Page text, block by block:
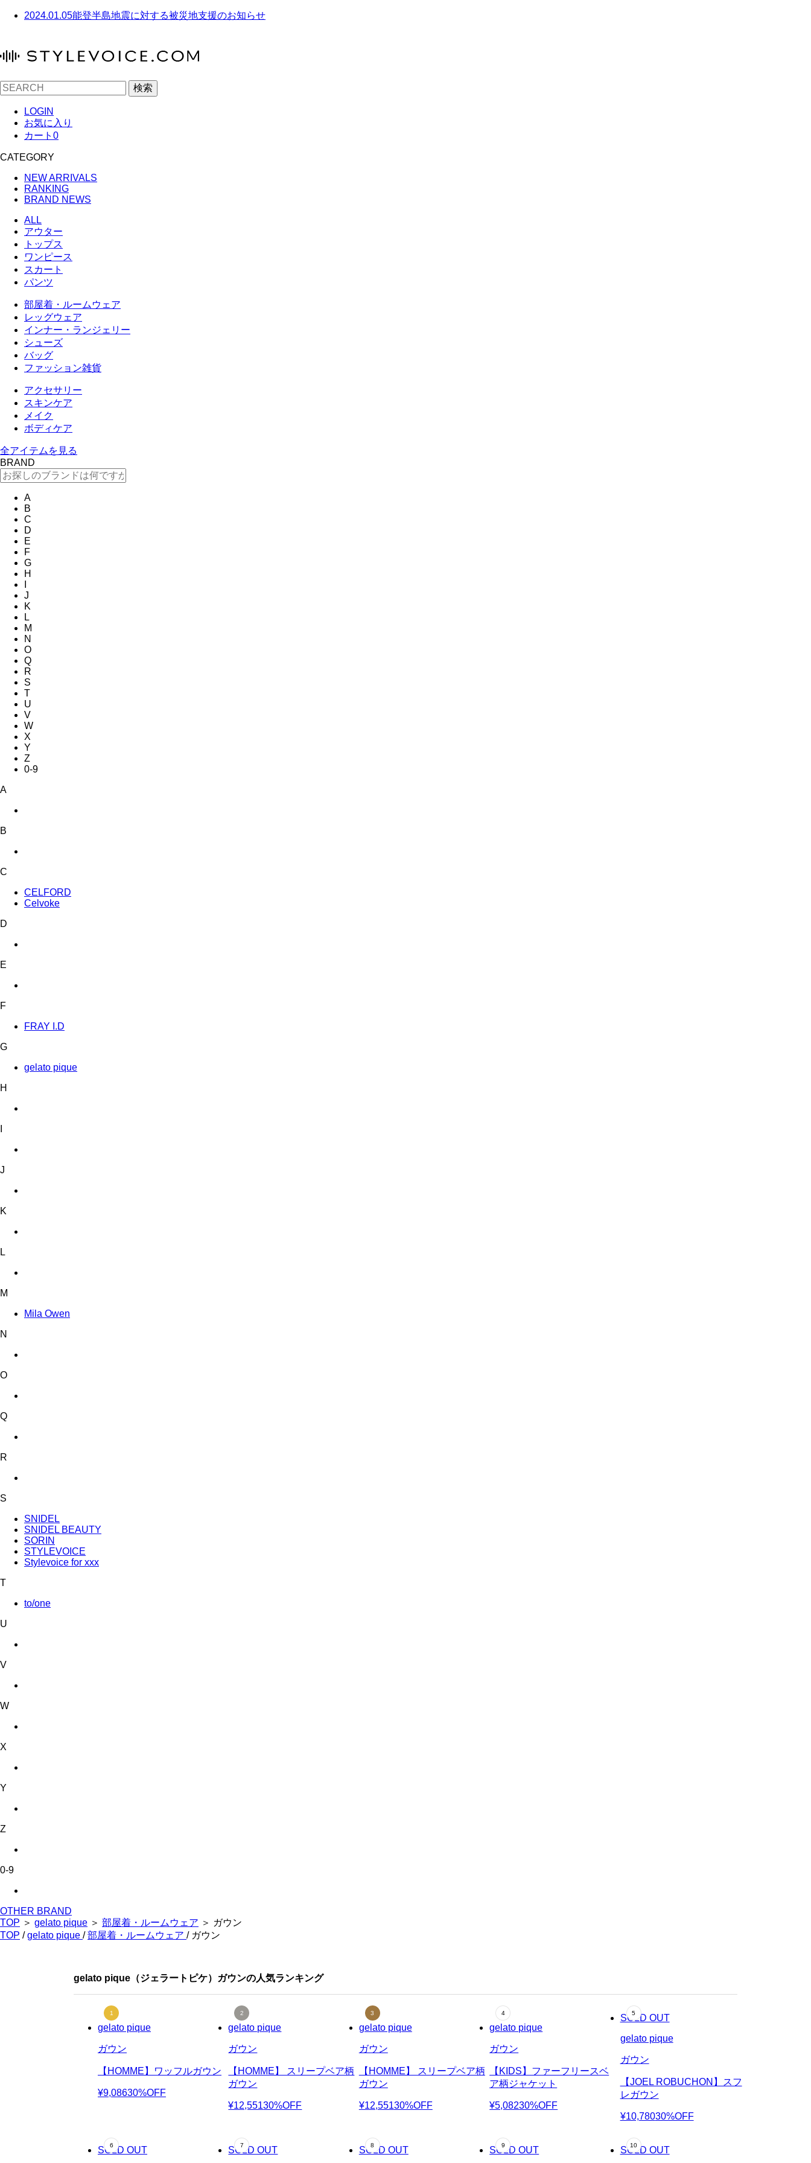
2024.01.05能登半島地震に対する被災地支援のお知らせ
検索
LOGIN
お気に入り
カート 0
CATEGORY
NEW ARRIVALS
RANKING
BRAND NEWS
ALL
アウター
トップス
ワンピース
スカート
パンツ
部屋着・ルームウェア
レッグウェア
インナー・ランジェリー
シューズ
バッグ
ファッション雑貨
アクセサリー
スキンケア
メイク
ボディケア
全アイテムを見る
BRAND
A
B
C
D
E
F
G
H
J
K
L
M
N
O
Q
R
S
T
U
V
W
X
Y
Z
0-9
A
B
C
CELFORD
Celvoke
D
E
F
FRAY I.D
G
gelato pique
H
J
K
L
M
Mila Owen
N
O
Q
R
S
SNIDEL
SNIDEL BEAUTY
SORIN
STYLEVOICE
Stylevoice for xxx
T
to/one
U
V
W
X
Y
Z
0-9
OTHER BRAND
TOP ＞ gelato pique ＞ 部屋着・ルームウェア ＞ ガウン
TOP /gelato pique /部屋着・ルームウェア / ガウン
gelato pique（ジェラートピケ）ガウンの人気ランキング
gelato pique
ガウン
【HOMME】ワッフルガウン
¥9,08630%OFF
gelato pique
ガウン
【HOMME】 スリープベア柄
ガウン
¥12,55130%OFF
gelato pique
ガウン
【HOMME】 スリープベア柄
ガウン
¥12,55130%OFF
gelato pique
ガウン
【KIDS】ファーフリースベ
ア柄ジャケット
¥5,08230%OFF
SOLD OUT
gelato pique
ガウン
【JOEL ROBUCHON】スフ
レガウン
¥10,78030%OFF
SOLD OUT SOLD OUT SOLD OUT SOLD OUT SOLD OUT